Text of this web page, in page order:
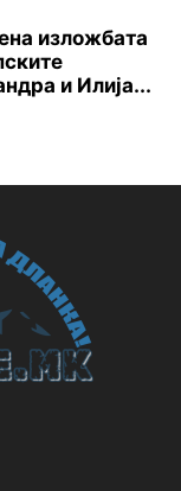
изложбата
и Илија...